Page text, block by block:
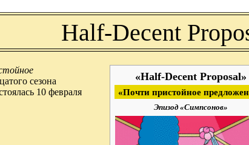
Half-Decent
«Half-Decent Proposal»
«Почти пристойное
Эпизод «Симпсонов»
сезона
10 февраля